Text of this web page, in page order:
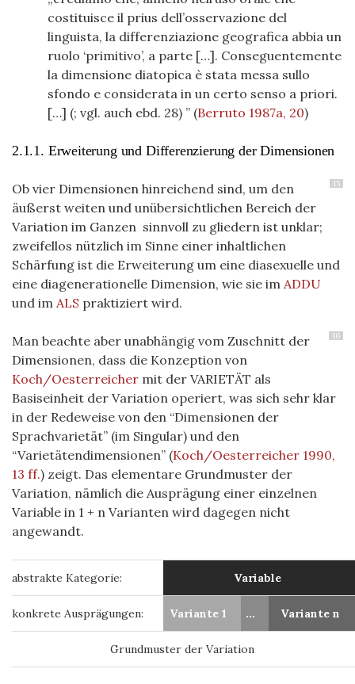
costituisce il prius dell’osservazione del
linguista, la differenziazione geografica abbia un
ruolo ‘primitivo’, a parte […]. Conseguentemente
la dimensione diatopica è stata messa sullo
sfondo e considerata in un certo senso a priori.
[…] (; vgl. auch ebd. 28) (Berruto 1987a, 20)
2.1.1. Erweiterung und Differenzierung der Dimensionen
15
Ob vier Dimensionen hinreichend sind, um den
äußerst weiten und unübersichtlichen Bereich der
Variation im Ganzen sinnvoll zu gliedern ist unklar;
zweifellos nützlich im Sinne einer inhaltlichen
Schärfung ist die Erweiterung um eine diasexuelle und
eine diagenerationelle Dimension, wie sie im ADDU
und im ALS praktiziert wird.
16
Man beachte aber unabhängig vom Zuschnitt der
Dimensionen, dass die Konzeption von
Koch/Oesterreicher mit der VARIETÄT als
Basiseinheit der Variation operiert, was sich sehr klar
in der Redeweise von den “Dimensionen der
Sprachvarietät” (im Singular) und den
“Varietätendimensionen” (Koch/Oesterreicher 1990,
13 ff.) zeigt. Das elementare Grundmuster der
Variation, nämlich die Ausprägung einer einzelnen
Variable in 1 + n Varianten wird dagegen nicht
angewandt.
abstrakte Kategorie: Variable
konkrete Ausprägungen: Variante 1 ... Variante n
Grundmuster der Variation